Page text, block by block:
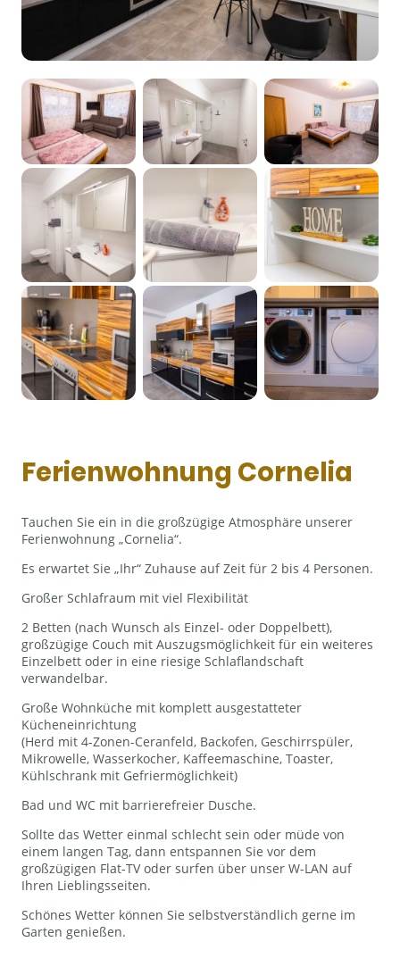
Ferienwohnung Cornelia
Tauchen Sie ein in die großzügige Atmosphäre unserer
Ferienwohnung „Cornelia“.
Es erwartet Sie „Ihr“ Zuhause auf Zeit für 2 bis 4 Personen.
Großer Schlafraum mit viel Flexibilität
2 Betten (nach Wunsch als Einzel- oder Doppelbett),
großzügige Couch mit Auszugsmöglichkeit für ein weiteres
Einzelbett oder in eine riesige Schlaflandschaft
verwandelbar.
Große Wohnküche mit komplett ausgestatteter
Kücheneinrichtung
(Herd mit 4-Zonen-Ceranfeld, Backofen, Geschirrspüler,
Mikrowelle, Wasserkocher, Kaffeemaschine, Toaster,
Kühlschrank mit Gefriermöglichkeit)
Bad und WC mit barrierefreier Dusche.
Sollte das Wetter einmal schlecht sein oder müde von
einem langen Tag, dann entspannen Sie vor dem
großzügigen Flat-TV oder surfen über unser W-LAN auf
Ihren Lieblingsseiten.
Schönes Wetter können Sie selbstverständlich gerne im
Garten genießen.